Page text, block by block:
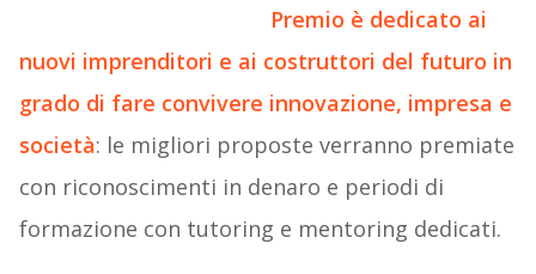
Premio è dedicato ai
nuovi imprenditori e ai costruttori del futuro in
grado di fare convivere innovazione, impresa e
società: le migliori proposte verranno premiate
con riconoscimenti in denaro e periodi di
formazione con tutoring e mentoring dedicati.